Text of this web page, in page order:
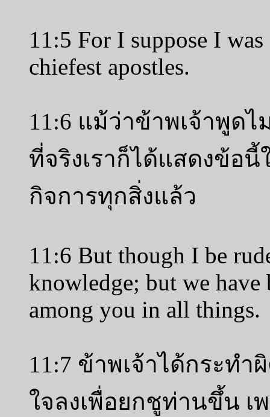
11:5 For I suppose I
chiefest apostles.
11:6 แม้ว่าข้าพเจ้าพูด
ที่จริงเราก็ได้แสดงข้อ
กิจการทุกสิ่งแล้ว
11:6 But though I be
knowledge; but we have
among you in all things.
11:7 ข้าพเจ้าได้กระท
ใจลงเพื่อยกชูท่านขึ้น เ